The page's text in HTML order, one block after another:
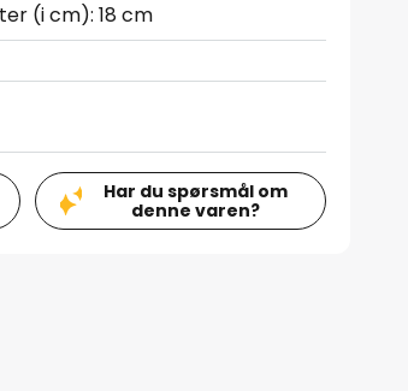
(i cm): 18 cm
Har du spørsmål om
denne varen?